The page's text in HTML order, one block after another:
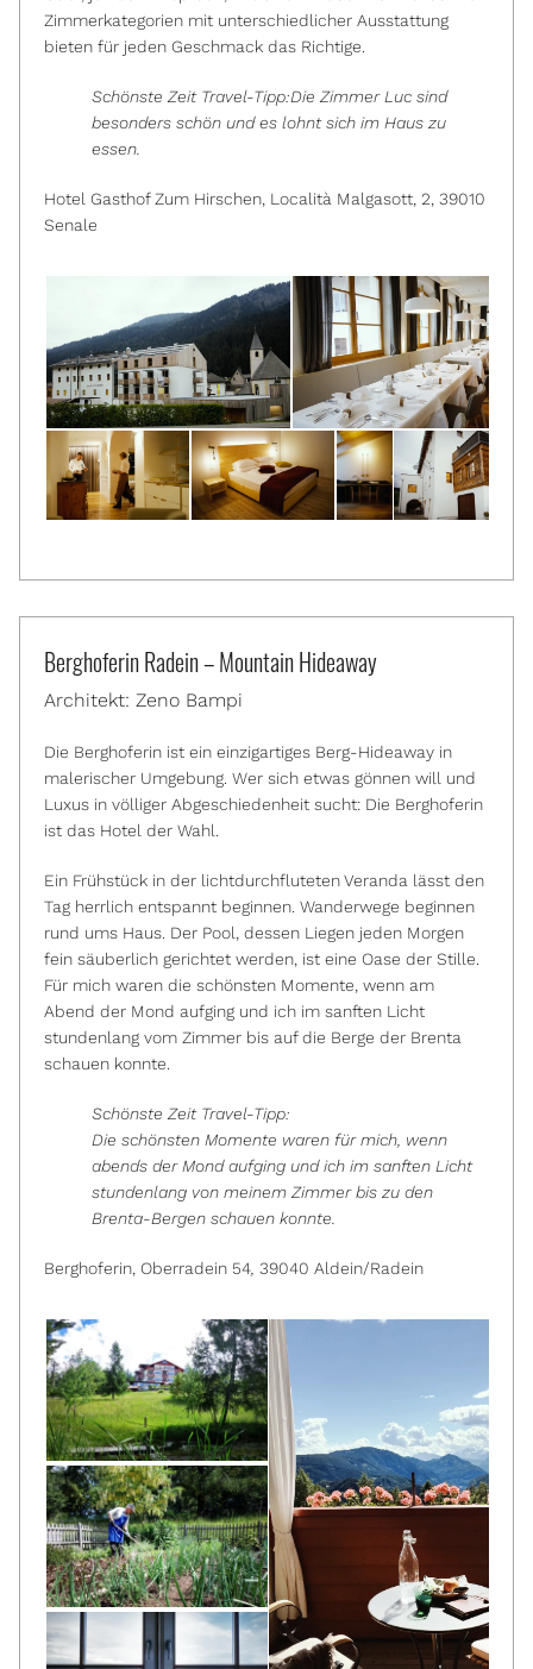
Zimmerkategorien mit unterschiedlicher Ausstattung
bieten für jeden Geschmack das Richtige.
Schönste Zeit Travel-Tipp:Die Zimmer Luc sind
besonders schön und es lohnt sich im Haus zu
essen.
Hotel Gasthof Zum Hirschen, Località Malgasott, 2, 39010
Senale
Berghoferin Radein – Mountain Hideaway
Architekt: Zeno Bampi
Die Berghoferin ist ein einzigartiges Berg-Hideaway in
malerischer Umgebung. Wer sich etwas gönnen will und
Luxus in völliger Abgeschiedenheit sucht: Die Berghoferin
ist das Hotel der Wahl.
Ein Frühstück in der lichtdurchfluteten Veranda lässt den
Tag herrlich entspannt beginnen. Wanderwege beginnen
rund ums Haus. Der Pool, dessen Liegen jeden Morgen
fein säuberlich gerichtet werden, ist eine Oase der Stille.
Für mich waren die schönsten Momente, wenn am
Abend der Mond aufging und ich im sanften Licht
stundenlang vom Zimmer bis auf die Berge der Brenta
schauen konnte.
Schönste Zeit Travel-Tipp:
Die schönsten Momente waren für mich, wenn
abends der Mond aufging und ich im sanften Licht
stundenlang von meinem Zimmer bis zu den
Brenta-Bergen schauen konnte.
Berghoferin, Oberradein 54 ,39040 Aldein/Radein